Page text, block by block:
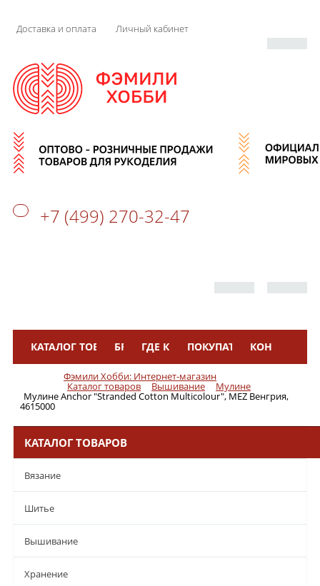
Доставка и оплата Личный кабинет
+7 (499) 270-32-47
КАТАЛОГ ТОВАРОВБРЕНДЫГДЕ КУПИТЬПОКУПАТЕЛЯМКОНТАКТЫ
Фэмили Хобби: Интернет-магазин
Каталог товаров Вышивание Мулине
Мулине Anchor "Stranded Cotton Multicolour", MEZ Венгрия,
4615000
КАТАЛОГ ТОВАРОВ
Вязание
Шитье
Вышивание
Хранение